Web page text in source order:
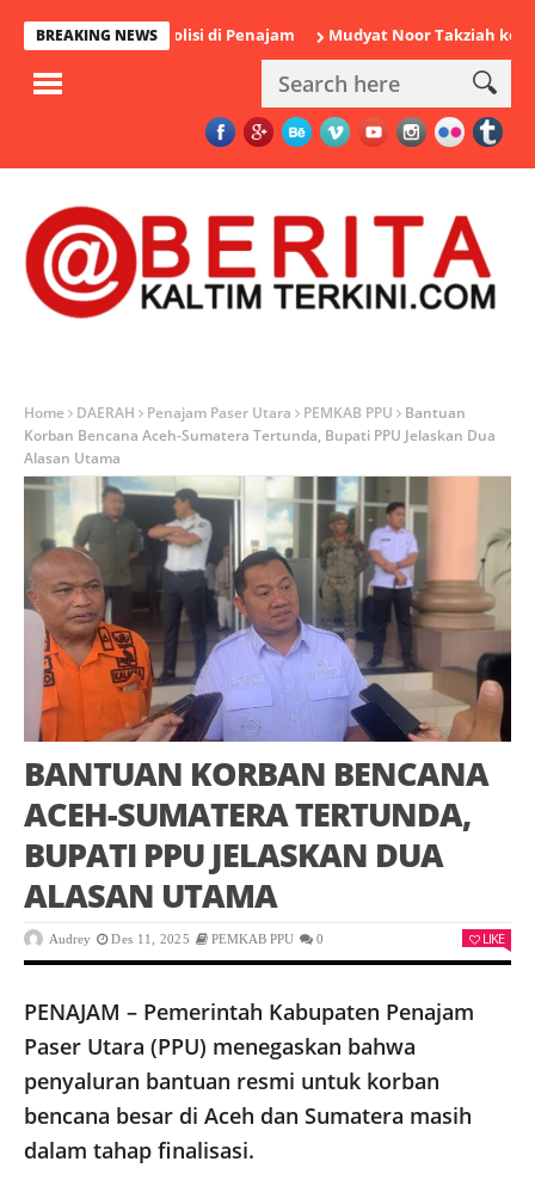
BREAKING NEWSPolisi di Penajam Mudyat Noor Takziah ke Rumah
Home DAERAH Penajam Paser Utara PEMKAB PPU
Bantuan
Korban Bencana Aceh-Sumatera Tertunda, Bupati PPU Jelaskan Dua
Alasan Utama
BANTUAN KORBAN BENCANA
ACEH-SUMATERA TERTUNDA,
BUPATI PPU JELASKAN DUA
ALASAN UTAMA
Audrey Des 11, 2025 PEMKAB PPU 0 LIKE
PENAJAM – Pemerintah Kabupaten Penajam
Paser Utara (PPU) menegaskan bahwa
penyaluran bantuan resmi untuk korban
bencana besar di Aceh dan Sumatera masih
dalam tahap finalisasi.